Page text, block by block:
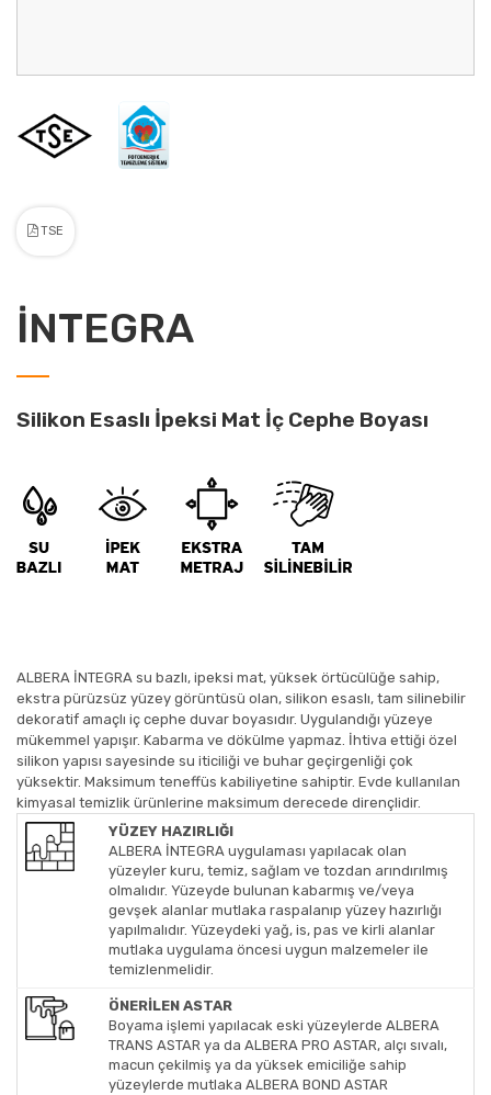
TSE
İNTEGRA
Silikon Esaslı İpeksi Mat İç Cephe Boyası
ALBERA İNTEGRA su bazlı, ipeksi mat, yüksek örtücülüğe sahip,
ekstra pürüzsüz yüzey görüntüsü olan, silikon esaslı, tam silinebilir
dekoratif amaçlı iç cephe duvar boyasıdır. Uygulandığı yüzeye
mükemmel yapışır. Kabarma ve dökülme yapmaz. İhtiva ettiği özel
silikon yapısı sayesinde su iticiliği ve buhar geçirgenliği çok
yüksektir. Maksimum teneffüs kabiliyetine sahiptir. Evde kullanılan
kimyasal temizlik ürünlerine maksimum derecede dirençlidir.
YÜZEY HAZIRLIĞI
ALBERA İNTEGRA uygulaması yapılacak olan
yüzeyler kuru, temiz, sağlam ve tozdan arındırılmış
olmalıdır. Yüzeyde bulunan kabarmış ve/veya
gevşek alanlar mutlaka raspalanıp yüzey hazırlığı
yapılmalıdır. Yüzeydeki yağ, is, pas ve kirli alanlar
mutlaka uygulama öncesi uygun malzemeler ile
temizlenmelidir.
ÖNERİLEN ASTAR
Boyama işlemi yapılacak eski yüzeylerde ALBERA
TRANS ASTAR ya da ALBERA PRO ASTAR, alçı sıvalı,
macun çekilmiş ya da yüksek emiciliğe sahip
yüzeylerde mutlaka ALBERA BOND ASTAR